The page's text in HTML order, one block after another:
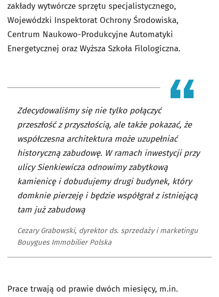
zakłady wytwórcze sprzętu specjalistycznego,
Wojewódzki Inspektorat Ochrony Środowiska,
Centrum Naukowo-Produkcyjne Automatyki
Energetycznej oraz Wyższa Szkoła Filologiczna.
Zdecydowaliśmy się nie tylko połączyć
przeszłość z przyszłością, ale także pokazać, że
współczesna architektura może uzupełniać
historyczną zabudowę. W ramach inwestycji przy
ulicy Sienkiewicza odnowimy zabytkową
kamienicę i dobudujemy drugi budynek, który
domknie pierzeję i będzie współgrał z istniejącą
tam już zabudową
Cezary Grabowski, dyrektor ds. sprzedaży i marketingu
Bouygues Immobilier Polska
Prace trwają od prawie dwóch miesięcy, m.in.